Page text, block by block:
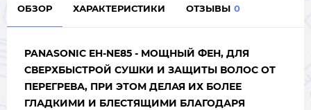
ОБЗОР ХАРАКТЕРИСТИКИ ОТЗЫВЫ 0
PANASONIC EH-NE85 - МОЩНЫЙ ФЕН, ДЛЯ
СВЕРХБЫСТРОЙ СУШКИ И ЗАЩИТЫ ВОЛОС ОТ
ПЕРЕГРЕВА, ПРИ ЭТОМ ДЕЛАЯ ИХ БОЛЕЕ
ГЛАДКИМИ И БЛЕСТЯЩИМИ БЛАГОДАРЯ